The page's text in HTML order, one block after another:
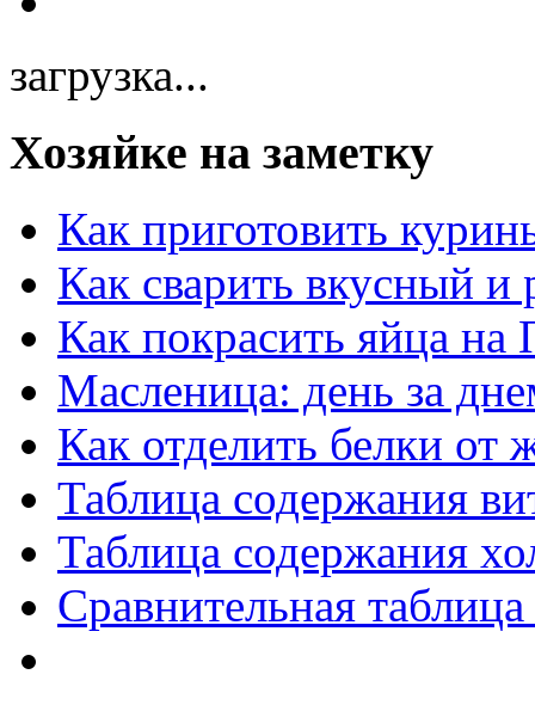
загрузка...
Хозяйке на заметку
Как приготовить
Как сварить вкусный и
Как покрасить яйца на
Масленица: день за
Как отделить белки от
Таблица содержания
Таблица содержания
Сравнительная